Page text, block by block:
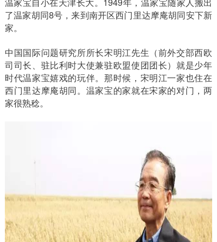
了温家胡同8号，来到南开区西门里达摩庵胡同安下新
家。
中国国际问题研究所所长宋明江先生（前外交部西欧
司司长、驻比利时大使兼驻欧盟使团团长）就是少年
时代温家宝嬉戏的玩伴。那时候，宋明江一家也住在
西门里达摩庵胡同。温家宝的家就在宋家的对门，两
家很熟稔。